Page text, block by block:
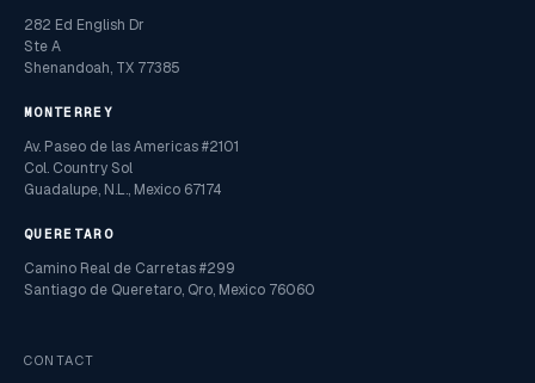
282 Ed English Dr
Ste A
Shenandoah, TX 77385
MONTERREY
Av. Paseo de las Americas #2101
Col. Country Sol
Guadalupe, N.L., Mexico 67174
QUERETARO
Camino Real de Carretas #299
Santiago de Queretaro, Qro, Mexico 76060
CONTACT